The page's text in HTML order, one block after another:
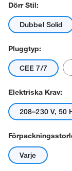
Dörr Stil:
Dubbel Solid
Pluggtyp:
CEE 7/7
Elektriska Krav:
208–230 V, 50
Varje